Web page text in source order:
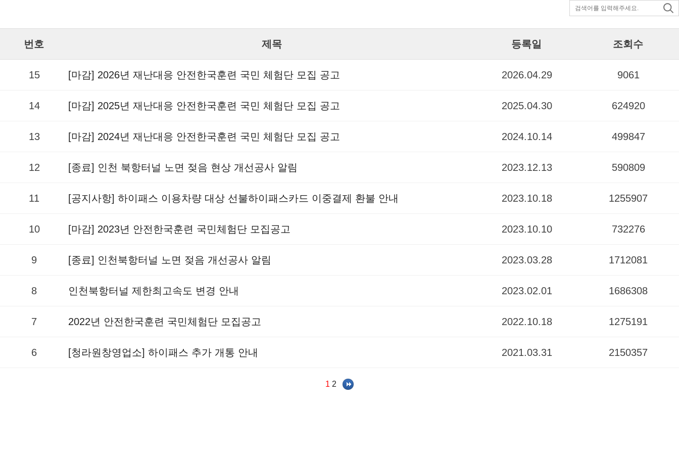
번호 제목 등록일 조회수
15 [마감] 2026년 재난대응 안전한국훈련 국민 체험단 모집 공고 2026.04.29 9061
14 [마감] 2025년 재난대응 안전한국훈련 국민 체험단 모집 공고 2025.04.30 624920
13 [마감] 2024년 재난대응 안전한국훈련 국민 체험단 모집 공고 2024.10.14 499847
12 [종료] 인천 북항터널 노면 젖음 현상 개선공사 알림 2023.12.13 590809
11 [공지사항] 하이패스 이용차량 대상 선불하이패스카드 이중결제 환불 안내 2023.10.18 1255907
10 [마감] 2023년 안전한국훈련 국민체험단 모집공고 2023.10.10 732276
9 [종료] 인천북항터널 노면 젖음 개선공사 알림 2023.03.28 1712081
8 인천북항터널 제한최고속도 변경 안내 2023.02.01 1686308
7 2022년 안전한국훈련 국민체험단 모집공고 2022.10.18 1275191
6 [청라원창영업소] 하이패스 추가 개통 안내 2021.03.31 2150357
1 2